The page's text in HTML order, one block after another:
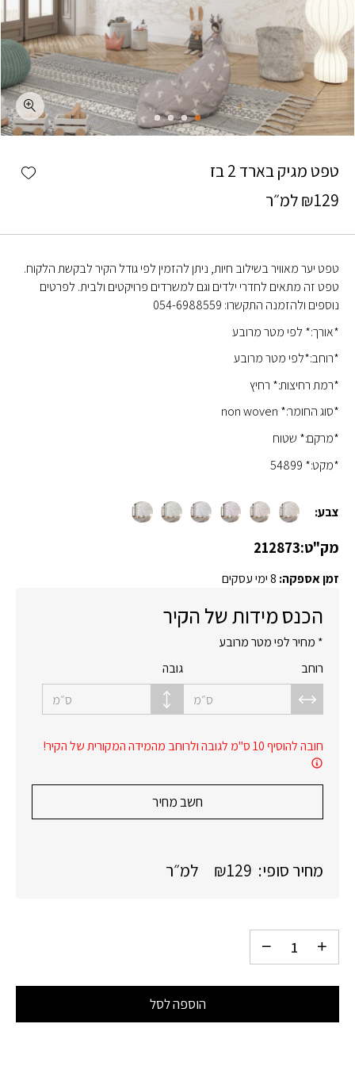
טפט מגיק בארד 2 בז
₪129 למ״ר
טפט יער מאוויר בשילוב חיות, ניתן להזמין לפי גודל הקיר לבקשת הלקוח.
טפט זה מתאים לחדרי ילדים וגם למשרדים פרויקטים ולבית. לפרטים
נוספים ולהזמנה התקשרו: 054-6988559
*אורך:* לפי מטר מרובע
*רוחב:*לפי מטר מרובע
*רמת רחיצות:* רחיץ
*סוג החומר:* non woven
*מרקם:* שטוח
*מקט:* 54899
צבע:
מק"ט:212873
זמן אספקה: 8 ימי עסקים
הכנס מידות של הקיר
* מחיר לפי מטר מרובע
רוחב
ס״מ
גובה
ס״מ
חובה להוסיף 10 ס"מ לגובה ולרוחב מהמידה המקורית של הקיר!
חשב מחיר
מחיר סופי: ₪129 למ״ר
הוספה לסל